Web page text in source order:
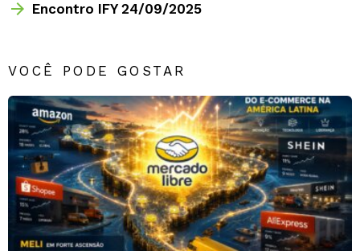
Encontro IFY 24/09/2025
VOCÊ PODE GOSTAR